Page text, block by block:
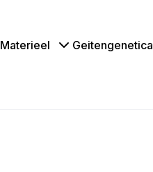
Materieel Geitengenetica